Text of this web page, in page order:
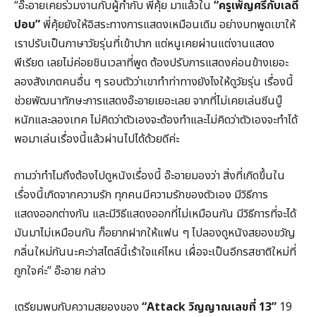
“อ๊ะอายเคยร่วมงานกับผู้กำกับ พี่คุ้ย มาแล้วใน “ครูเพ็ญศรีกับเลดี้
ปอบ”พี่คุ้ยยังให้อิสระทางการแสดงเหมือนเดิม อย่างบทพูดเขาให้
เราปรับเป็นภาษาวัยรุ่นที่เข้าปาก แต่หนูเคยผ่านแต่งานแสดง
พีเรียด เลยไม่ค่อยชินเวลาที่พูด ต้องปรับการแสดงค่อนข้างเยอะ
ลองสังเกตคนอื่น ๆ รอบตัวว่าเขาทำท่าทางยังไงให้ดูวัยรุ่น เรื่องนี้
ช่วยพัฒนาทักษะการแสดงอ๊ะอายเยอะเลย จากที่ไม่เคยเล่นซีนบู๊
หนักและลองเทค ไม่คิดว่าตัวเองจะต้องทำและไม่คิดว่าตัวเองจะทำได้
พอมาเล่นเรื่องนี้แล้วผ่านไปได้ด้วยดีค่ะ
ถามว่าทำไมถึงต้องไปดูหนังเรื่องนี้ อ๊ะอายมองว่า สิ่งที่เกิดขึ้นใน
เรื่องนี้เกิดจากความรัก ทุกคนมีความรักของตัวเอง มีวิธีการ
แสดงออกต่างกัน และมีวิธีแสดงออกที่ไม่เหมือนกัน มีวิธีการที่จะได้
มันมาไม่เหมือนกัน ก็อยากฝากให้แฟน ๆ ไปลองดูหนังสยองขวัญ
กลิ่นใหม่กันนะคะว่าสไตล์นี้เร้าใจแค่ไหน เผื่อจะเป็นอีกรสชาติใหม่ที่
ถูกใจค่ะ” อ๊ะอาย กล่าว
เตรียมพบกับความสยองของ “Attack วิญญาณเลขที่ 13” 19